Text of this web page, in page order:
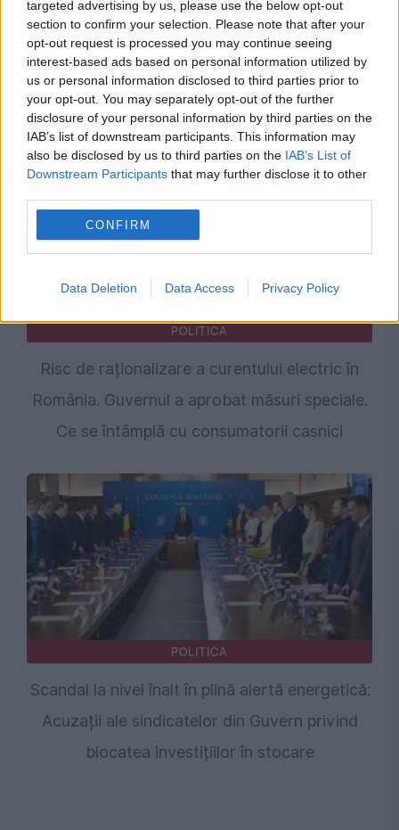
targeted advertising by us, please use the below opt-out
section to confirm your selection. Please note that after your
opt-out request is processed you may continue seeing
interest-based ads based on personal information utilized by
us or personal information disclosed to third parties prior to
your opt-out. You may separately opt-out of the further
disclosure of your personal information by third parties on the
IAB’s list of downstream participants. This information may
also be disclosed by us to third parties on the IAB’s List of
Downstream Participants that may further disclose it to other
CONFIRM
Data Deletion Data Access Privacy Policy
SOCIAL
Noi informații despre e-Terra. Când ar putea fi
repus în funcțiune sistemul
POLITICA
Risc de raționalizare a curentului electric în
România. Guvernul a aprobat măsuri speciale.
Ce se întâmplă cu consumatorii casnici
POLITICA
Scandal la nivel înalt în plină alertă energetică:
Acuzații ale sindicatelor din Guvern privind
blocatea investițiilor în stocare